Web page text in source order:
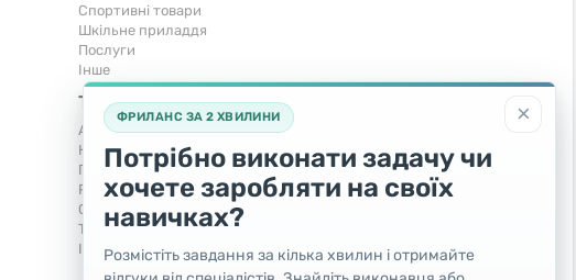
Спортивні товари
Шкільне приладдя
Послуги
Iнше
Тварини та рослини
Акваріумістика
Кішки
Послуги
Рослини та дерева
Собаки
Товари для тварин
Інші тварини
Запчастини та аксесуари
Комерційний транспорт
Легкові автомобілі
Послуги
Яхти, човни, байдарки
×
ФРИЛАНС ЗА 2 ХВИЛИНИ
Потрібно виконати задачу чи
хочете заробляти на своїх
навичках?
Розмістіть завдання за кілька хвилин і отримайте